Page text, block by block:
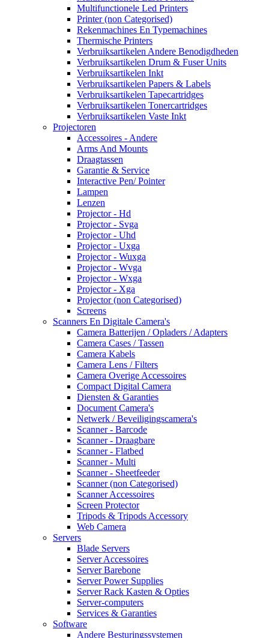
Multifunctionele Led Printers
Printer (non Categorised)
Rekenmachines En Typemachines
Thermische Printers
Verbruiksartikelen Andere Benodigdheden
Verbruiksartikelen Drum & Fuser Units
Verbruiksartikelen Inkt
Verbruiksartikelen Papers & Labels
Verbruiksartikelen Tapecartridges
Verbruiksartikelen Tonercartridges
Verbruiksartikelen Vaste Inkt
Projectoren
Accessoires - Andere
Arms And Mounts
Draagtassen
Garantie & Service
Interactive Pen/ Pointer
Lampen
Lenzen
Projector - Hd
Projector - Svga
Projector - Uhd
Projector - Uxga
Projector - Wuxga
Projector - Wvga
Projector - Wxga
Projector - Xga
Projector (non Categorised)
Screens
Scanners En Digitale Camera's
Camera Batterijen / Opladers / Adapters
Camera Cases / Tassen
Camera Kabels
Camera Lens / Filters
Camera Overige Accessoires
Compact Digital Camera
Diensten & Garanties
Document Camera's
Netwerk / Beveiligingscamera's
Scanner - Barcode
Scanner - Draagbare
Scanner - Flatbed
Scanner - Multi
Scanner - Sheetfeeder
Scanner (non Categorised)
Scanner Accessoires
Screen Protector
Tripods & Tripods Accessory
Web Camera
Servers
Blade Servers
Server Accessoires
Server Barebone
Server Power Supplies
Server Rack Kasten & Opties
Server-computers
Services & Garanties
Software
Andere Besturingssystemen